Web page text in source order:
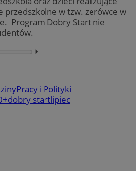
przedszkolne w tzw. zerówce w
Program Dobry Start nie
⏵︎
Pracy i Polityki
dobry startlipiec